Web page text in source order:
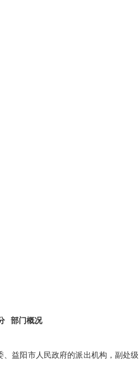
部门概况
阳市人民政府的派出机构，副处